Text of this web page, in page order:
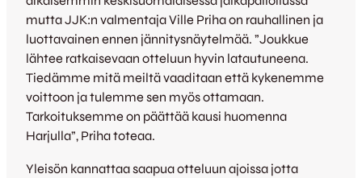
mutta JJK:n valmentaja Ville Priha on rauhallinen ja
luottavainen ennen jännitysnäytelmää. ”Joukkue
lähtee ratkaisevaan otteluun hyvin latautuneena.
Tiedämme mitä meiltä vaaditaan että kykenemme
voittoon ja tulemme sen myös ottamaan.
Tarkoituksemme on päättää kausi huomenna
Harjulla”, Priha toteaa.
Yleisön kannattaa saapua otteluun ajoissa jotta